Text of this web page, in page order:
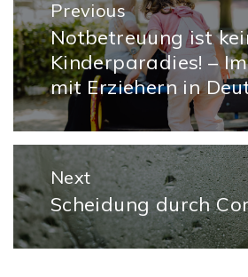
Previous
Previous
post:
Notbetreuung ist
Kinderparadies! –
mit Erziehern in
Next
Next
post:
Scheidung durch